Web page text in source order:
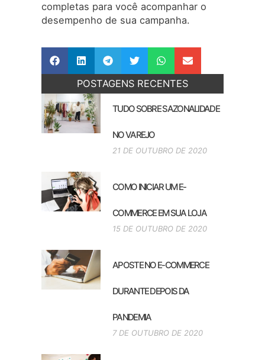
completas para você acompanhar o
desempenho de sua campanha.
POSTAGENS RECENTES
TUDO SOBRE SAZONALIDADE
NO VAREJO
21 DE OUTUBRO DE 2020
COMO INICIAR UM E-
COMMERCE EM SUA LOJA
15 DE OUTUBRO DE 2020
APOSTE NO E-COMMERCE
DURANTE DEPOIS DA
PANDEMIA
7 DE OUTUBRO DE 2020